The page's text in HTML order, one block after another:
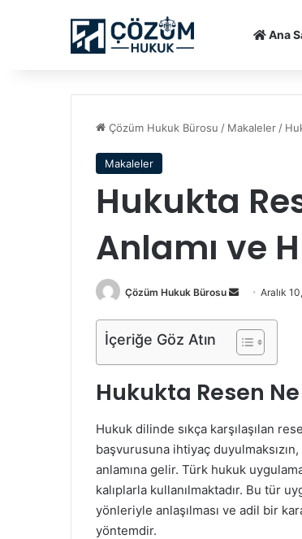
Ana
Çözüm Hukuk Bürosu / Makaleler /
Makaleler
Hukukta
Anlamı ve
Çözüm Hukuk Bürosu
r
e
p
s
t
a
g
ö
Aralık
İçeriğe Göz Atın
Hukukta Resen
Hukuk dilinde sıkça karşılaşılan
başvurusuna ihtiyaç
anlamına gelir. Türk hukuk
kalıplarla kullanılmaktadır. Bu tür
yönleriyle anlaşılması ve adil bir
yöntemdir.